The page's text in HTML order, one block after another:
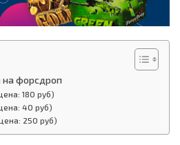
на форсдроп
180 руб)
40 руб)
250 руб)